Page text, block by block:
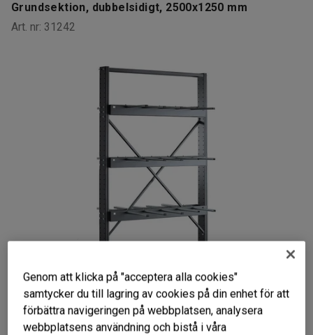
Grundsektion, dubbelsidigt, 2500x1250 mm
Art. nr: 31242
Liknande produkter
Genom att klicka på "acceptera alla cookies"
samtycker du till lagring av cookies på din enhet för att
förbättra navigeringen på webbplatsen, analysera
webbplatsens användning och bistå i våra